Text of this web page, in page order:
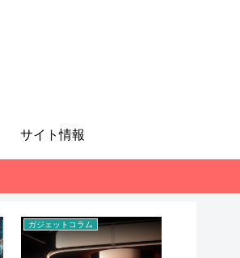
サイト情報
ガジェットコラム